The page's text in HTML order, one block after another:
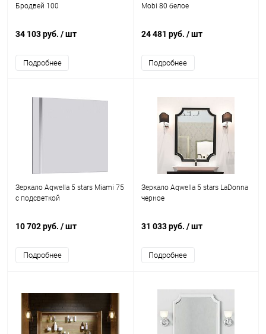
Бродвей 100
34 103 руб. / шт
Подробнее
Mobi 80 белое
24 481 руб. / шт
Подробнее
Зеркало Aqwella 5 stars Miami 75
с подсветкой
10 702 руб. / шт
Подробнее
Зеркало Aqwella 5 stars LaDonna
черное
31 033 руб. / шт
Подробнее